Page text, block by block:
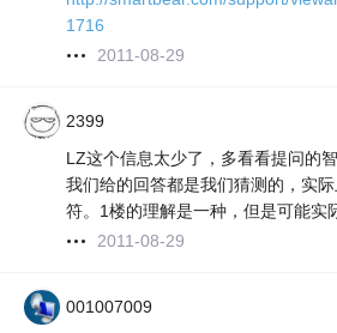
1716
2011-08-29
2399
LZ这个信息太少了，多看看提问的
我们给的回答都是我们猜测的，实
符。1楼的理解是一种，但是可能实
2011-08-29
001007009